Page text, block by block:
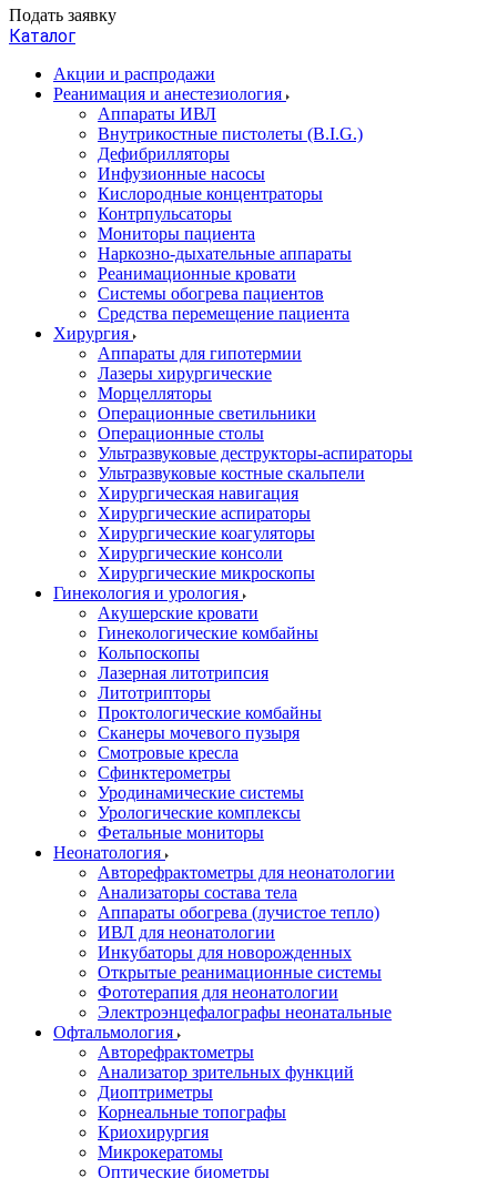
Подать заявку
Каталог
Акции и распродажи
Реанимация и анестезиология
Аппараты ИВЛ
Внутрикостные пистолеты (B.I.G.)
Дефибрилляторы
Инфузионные насосы
Кислородные концентраторы
Контрпульсаторы
Мониторы пациента
Наркозно-дыхательные аппараты
Реанимационные кровати
Системы обогрева пациентов
Средства перемещение пациента
Хирургия
Аппараты для гипотермии
Лазеры хирургические
Морцелляторы
Операционные светильники
Операционные столы
Ультразвуковые деструкторы-аспираторы
Ультразвуковые костные скальпели
Хирургическая навигация
Хирургические аспираторы
Хирургические коагуляторы
Хирургические консоли
Хирургические микроскопы
Гинекология и урология
Акушерские кровати
Гинекологические комбайны
Кольпоскопы
Лазерная литотрипсия
Литотрипторы
Проктологические комбайны
Сканеры мочевого пузыря
Смотровые кресла
Сфинктерометры
Уродинамические системы
Урологические комплексы
Фетальные мониторы
Неонатология
Авторефрактометры для неонатологии
Анализаторы состава тела
Аппараты обогрева (лучистое тепло)
ИВЛ для неонатологии
Инкубаторы для новорожденных
Открытые реанимационные системы
Фототерапия для неонатологии
Электроэнцефалографы неонатальные
Офтальмология
Авторефрактометры
Анализатор зрительных функций
Диоптриметры
Корнеальные топографы
Криохирургия
Микрокератомы
Оптические биометры